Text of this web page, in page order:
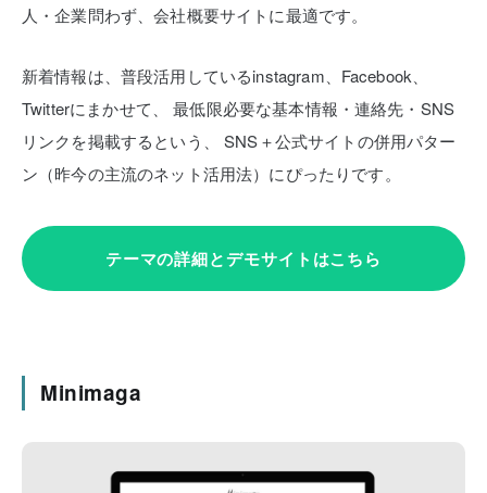
人・企業問わず、会社概要サイトに最適です。
新着情報は、普段活用しているinstagram、Facebook、
Twitterにまかせて、
最低限必要な基本情報・連絡先・SNS
リンクを掲載するという、
SNS＋公式サイトの併用パター
ン（昨今の主流のネット活用法）にぴったりです。
テーマの詳細とデモサイトはこちら
Minimaga